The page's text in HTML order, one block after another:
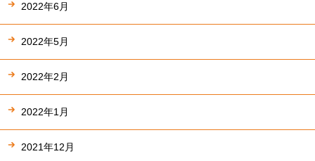
2022年6月
2022年5月
2022年2月
2022年1月
2021年12月